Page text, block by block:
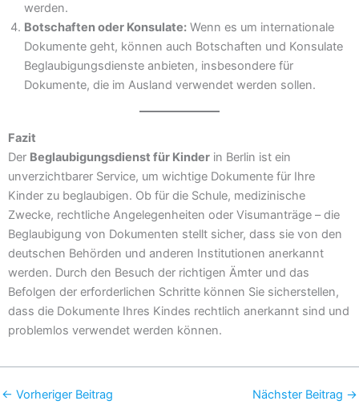
werden.
Botschaften oder Konsulate: Wenn es um internationale
Dokumente geht, können auch Botschaften und Konsulate
Beglaubigungsdienste anbieten, insbesondere für
Dokumente, die im Ausland verwendet werden sollen.
Fazit
Der Beglaubigungsdienst für Kinder in Berlin ist ein
unverzichtbarer Service, um wichtige Dokumente für Ihre
Kinder zu beglaubigen. Ob für die Schule, medizinische
Zwecke, rechtliche Angelegenheiten oder Visumanträge – die
Beglaubigung von Dokumenten stellt sicher, dass sie von den
deutschen Behörden und anderen Institutionen anerkannt
werden. Durch den Besuch der richtigen Ämter und das
Befolgen der erforderlichen Schritte können Sie sicherstellen,
dass die Dokumente Ihres Kindes rechtlich anerkannt sind und
problemlos verwendet werden können.
← Vorheriger Beitrag Nächster Beitrag →